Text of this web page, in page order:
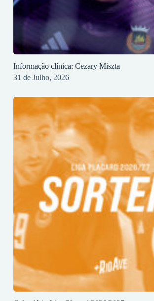
Informação clínica: Cezary Miszta
31 de Julho, 2026